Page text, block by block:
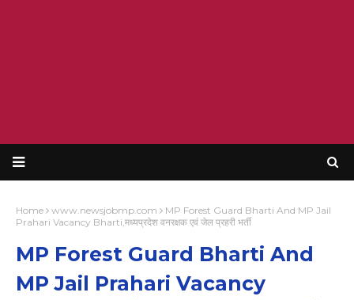
Home www.newsjobmp.com
MP Forest Guard Bharti And MP Jail
Prahari Vacancy Bharti,मध्यप्रदेश वनरक्षक एवं जेल प्रहरी भर्ती
MP Forest Guard Bharti And
MP Jail Prahari Vacancy